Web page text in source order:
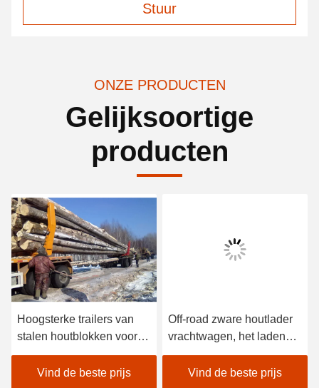
Stuur
ONZE PRODUCTEN
Gelijksoortige
producten
Hoogsterke trailers van
stalen houtblokken voor
het vervoer van lichte
houtblokken
Vind de beste prijs
Off-road zware houtlader
vrachtwagen, het laden
van hout trucks met
driehoekige houtpilaar
Vind de beste prijs